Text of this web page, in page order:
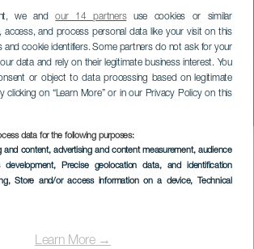
we andour 14 partnersuse cookies or similar
access, and process personal data like your visit on this
and cookie identifiers. Some partners do not ask for your
data and rely on their legitimate business interest. You
or object to data processing based on legitimate
clicking on “Learn More” or in our Privacy Policy on this
data for the following purposes:
and content, advertising and content measurement, audience
development, Precise geolocation data, and identification
, Store and/or access information on a device, Technical
Learn More →
Maria Toro Triótól